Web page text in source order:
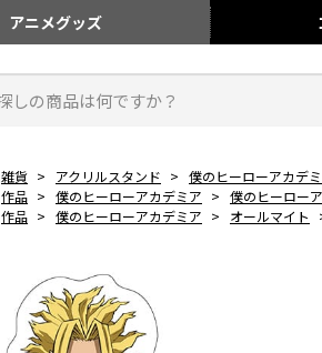
アニメグッズ
雑貨 > アクリルスタンド > 僕のヒーローアカデ
作品 > 僕のヒーローアカデミア > 僕のヒーロー
作品 > 僕のヒーローアカデミア > オールマイト